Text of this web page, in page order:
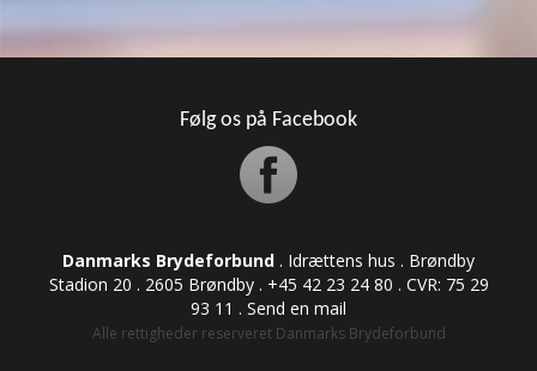
Følg os på Facebook
Danmarks Brydeforbund . Idrættens hus . Brøndby
Stadion 20 . 2605 Brøndby . +45 42 23 24 80 . CVR: ​​​​​​75 29
93 11 . Send en mail
Alle rettigheder reserveret Danmarks Brydeforbund